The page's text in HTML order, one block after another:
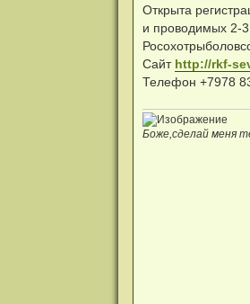
п
р
о
ч
и
т
н
о
е
с
Открыта
и проводимых 2-
Сайт http://rkf-
Телефон +7978
Боже,сделай меня